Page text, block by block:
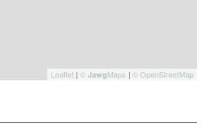
Leaflet | © JawgMaps | © OpenStreetMap